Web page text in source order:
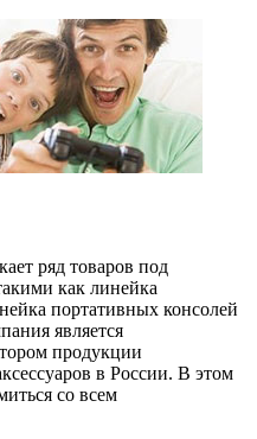
ряд товаров под
как линейка
портативных консолей
является
продукции
в России. В этом
со всем